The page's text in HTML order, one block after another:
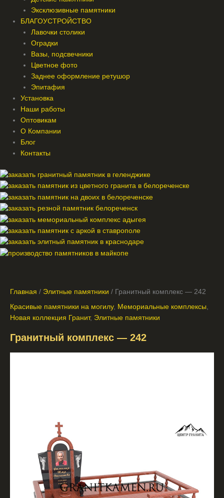
Эксклюзивные памятники
БЛАГОУСТРОЙСТВО
Лавочки столики
Оградки
Вазы, подсвечники
Цветное фото
Заднее оформление ретушор
Эпитафия
Установка
Наши работы
Оптовикам
О Компании
Блог
Контакты
Главная / Элитные памятники / Гранитный комплекс — 242
Красивые памятники на могилу, Мемориальные комплексы
Новая коллекция Гранит, Элитные памятники
Гранитный комплекс — 242